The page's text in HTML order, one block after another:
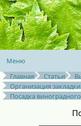
Меню
Главная
Статьи
Организация
Посадка виноградного